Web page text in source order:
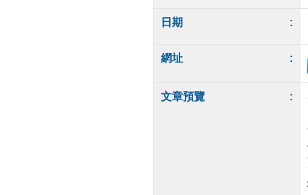
日期 :
網址 :
文章預覽 :